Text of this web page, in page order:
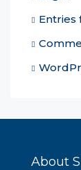
Entries
About